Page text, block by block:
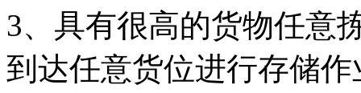
3、具有很高的货物任意
到达任意货位进行存储